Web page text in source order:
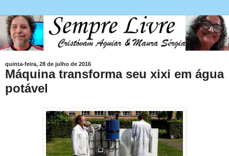
quinta-feira, 28 de julho de 2016
Máquina transforma seu xixi em água
potável